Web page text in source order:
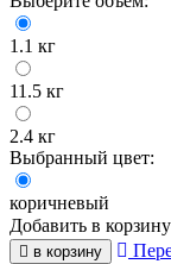
1.1 кг
11.5 кг
2.4 кг
Выбранный цвет:
коричневый
Добавить в корзину
в корзину